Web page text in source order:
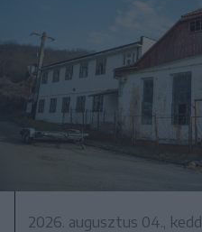
2026. augusztus 04., kedd